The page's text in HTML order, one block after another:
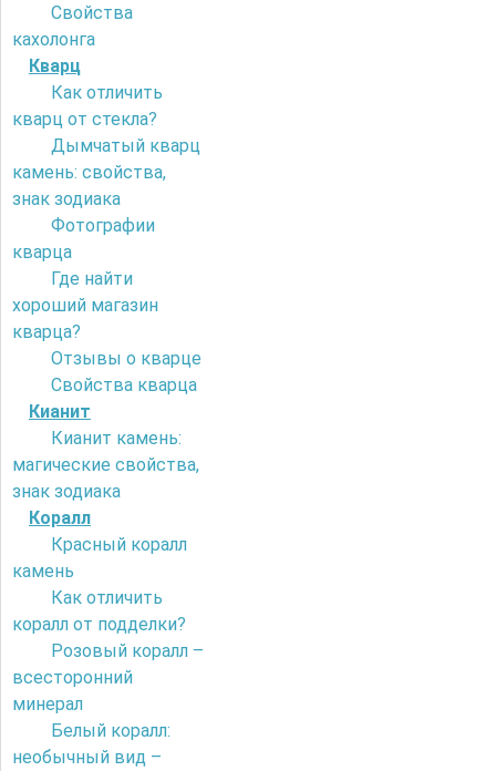
Свойства
кахолонга
Кварц
Как отличить
кварц от стекла?
Дымчатый кварц
камень: свойства,
знак зодиака
Фотографии
кварца
Где найти
хороший магазин
кварца?
Отзывы о кварце
Свойства кварца
Кианит
Кианит камень:
магические свойства,
знак зодиака
Коралл
Красный коралл
камень
Как отличить
коралл от подделки?
Розовый коралл –
всесторонний
минерал
Белый коралл:
необычный вид –